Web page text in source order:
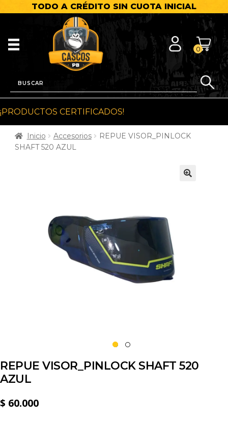
TODO A CRÉDITO SIN CUOTA INICIAL
0
¡PRODUCTOS CERTIFICADOS!
Inicio Accesorios
REPUE VISOR_PINLOCK
SHAFT 520 AZUL
REPUE VISOR_PINLOCK SHAFT 520
AZUL
$ 60.000